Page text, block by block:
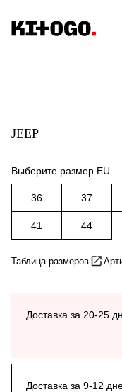
JEEP
Выберите размер EU
36 37
41 44
Таблица размеров
Доставка за 20-25
Доставка за 9-12